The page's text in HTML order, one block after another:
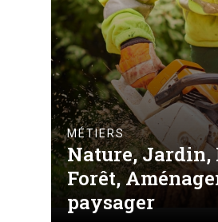
MÉTIERS
Nature, Jardin,
Forêt,
paysager